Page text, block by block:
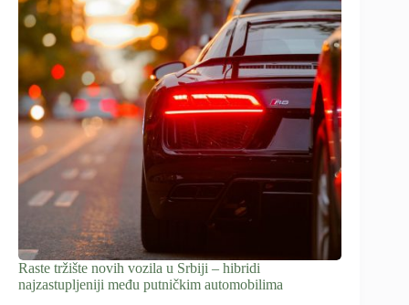
Raste tržište novih vozila u Srbiji – hibridi
najzastupljeniji među putničkim automobilima